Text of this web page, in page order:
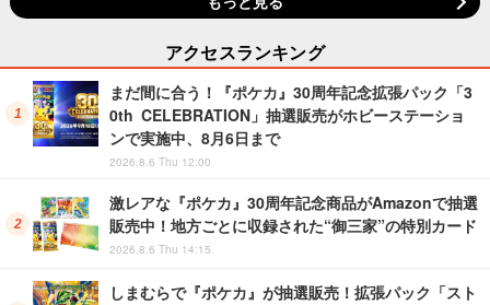
アクセスランキング
まだ間に合う！『ポケカ』30周年記念拡張パック「3
0th CELEBRATION」抽選販売がホビーステーショ
ンで実施中、8月6日まで
2026.8.6 Thu 12:00
激レアな『ポケカ』30周年記念商品がAmazonで抽選
販売中！地方ごとに収録された“御三家”の特別カード
2026.8.6 Thu 14:15
しまむらで『ポケカ』が抽選販売！拡張パック「スト